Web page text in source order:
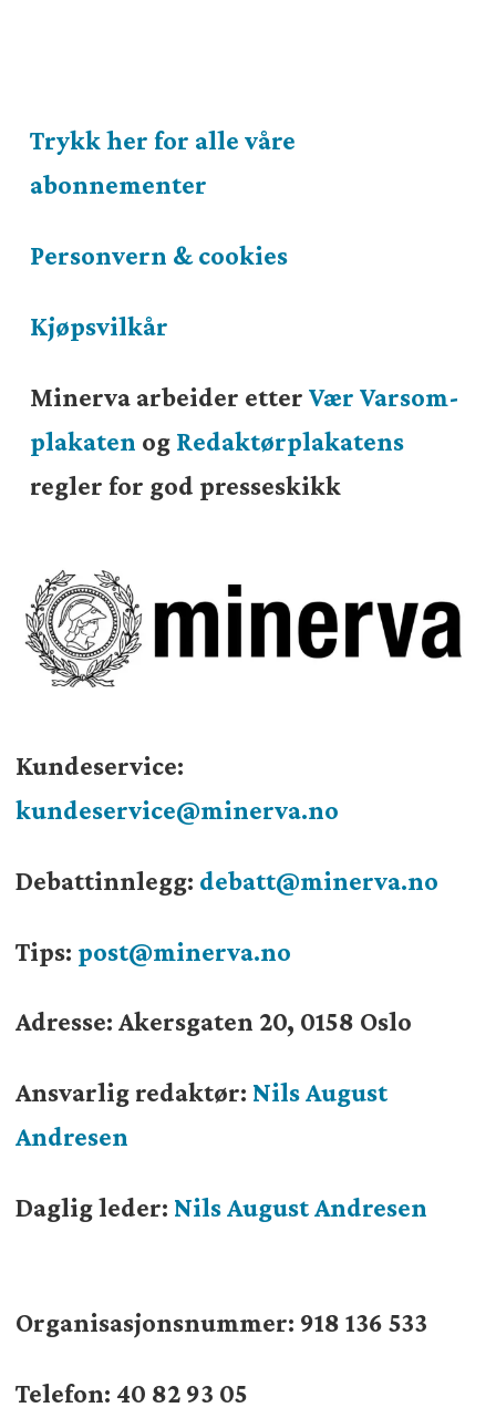
Trykk her for alle våre
abonnementer
Personvern & cookies
Kjøpsvilkår
Minerva arbeider etterVær Varsom-
plakaten og Redaktørplakatens
regler for god presseskikk
Kundeservice:
kundeservice@minerva.no
Debattinnlegg: debatt@minerva.no
Tips: post@minerva.no
Adresse: Akersgaten 20, 0158 Oslo
Ansvarlig redaktør: Nils August
Andresen
Daglig leder: Nils August Andresen
Organisasjonsnummer: 918 136 533
Telefon: 40 82 93 05